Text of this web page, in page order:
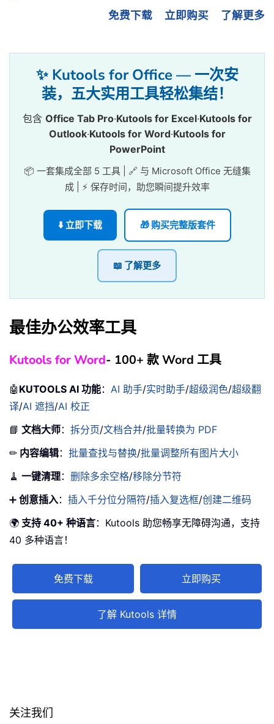
免费下载 立即购买 了解更多
✨ Kutools for Office — 一次安
装，五大实用工具轻松集结！
包含 Office Tab Pro·Kutools for Excel·Kutools for
Outlook·Kutools for Word·Kutools for
PowerPoint
📦 一套集成全部 5 工具 | 🔗 与 Microsoft Office 无缝集
成 | ⚡ 保存时间，助您瞬间提升效率
⬇️ 立即下载 🎁 购买完整版套件
📖 了解更多
最佳办公效率工具
Kutools for Word- 100+ 款 Word 工具
🤖 KUTOOLS AI 功能： AI 助手/实时助手/超级润色/超级翻
译/AI 遮挡/AI 校正
📘 文档大师： 拆分页/文档合并/批量转换为 PDF
✏ 内容编辑： 批量查找与替换/批量调整所有图片大小
🧹 一键清理： 删除多余空格/移除分节符
➕ 创意插入： 插入千分位分隔符/插入复选框/创建二维码
🌍 支持 40+ 种语言：Kutools 助您畅享无障碍沟通，支持
40 多种语言！
免费下载 立即购买
了解 Kutools 详情
关注我们